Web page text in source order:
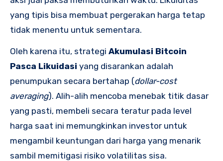
yang tipis bisa membuat pergerakan harga tetap
tidak menentu untuk sementara.
Oleh karena itu, strategi Akumulasi Bitcoin
Pasca Likuidasi yang disarankan adalah
penumpukan secara bertahap (dollar-cost
averaging). Alih-alih mencoba menebak titik dasar
yang pasti, membeli secara teratur pada level
harga saat ini memungkinkan investor untuk
mengambil keuntungan dari harga yang menarik
sambil memitigasi risiko volatilitas sisa.